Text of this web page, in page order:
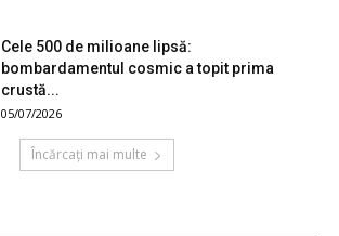
Cele 500 de milioane lipsă:
bombardamentul cosmic a topit prima
crustă...
05/07/2026
Încărcați mai multe